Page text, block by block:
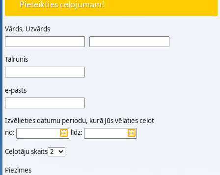
Pieteikties ceļojumam!
Vārds, Uzvārds
Tālrunis
e-pasts
Izvēlieties datumu periodu, kurā Jūs vēlaties ceļot
no:
līdz:
Ceļotāju skaits
Piezīmes